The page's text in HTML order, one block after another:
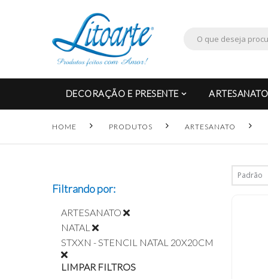
DECORAÇÃO E PRESENTE ARTESANATO
HOME PRODUTOS ARTESANATO
Filtrando por:
ARTESANATO
NATAL
STXXN - STENCIL NATAL 20X20CM
LIMPAR FILTROS